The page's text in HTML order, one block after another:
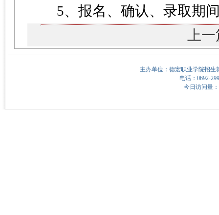
5、报名、确认、录取期间
上
主办单位：德宏职业学院招生
电话：0692-
今日访问量